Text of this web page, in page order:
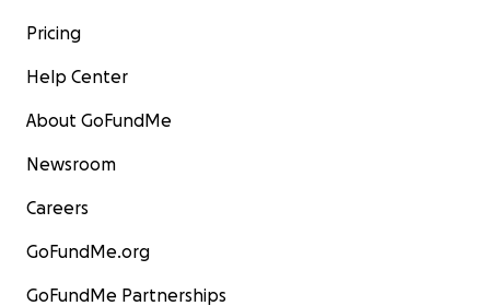
Pricing
Help Center
About GoFundMe
Newsroom
Careers
GoFundMe.org
GoFundMe Partnerships